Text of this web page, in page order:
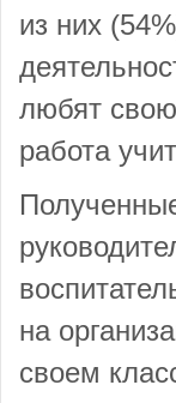
из них
любят свою
работа
на
своем